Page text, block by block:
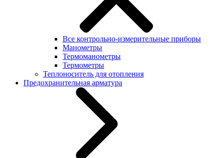
Все контрольно-измерительные приборы
Манометры
Термоманометры
Термометры
Теплоноситель для отопления
Предохранительная арматура